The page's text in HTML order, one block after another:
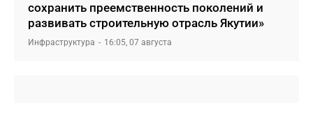
сохранить преемственность поколений и
развивать строительную отрасль Якутии»
Инфраструктура 16:05, 07 августа